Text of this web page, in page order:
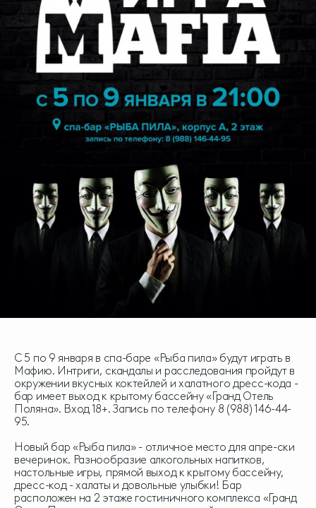
С 5 по 9 января в спа-баре «Рыба пила» будут играть в
Мафию. Интриги, скандалы и расследования пройдут в
окружении вкусных коктейлей и халатного дресс-кода -
бар имеет выход к крытому бассейну «Гранд Отель
Поляна». Вход 18+. Запись по телефону 8 (988) 146-44-
95.
Новый бар «Рыба пила» - отличное место для апре-ски
вечеринок. Разнообразие алкогольных напитков,
настольные игры, прямой выход к крытому бассейну,
дресс-код - халаты и довольные улыбки! Бар
расположен на 2 этаже гостиничного комплекса «Гранд